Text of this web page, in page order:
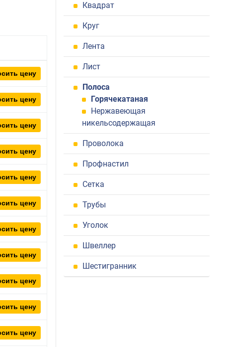
цену
цену
цену
цену
цену
цену
цену
цену
цену
цену
цену
Квадрат
Круг
Лента
Лист
Полоса
Горячекатаная
Нержавеющая
никельсодержащая
Проволока
Профнастил
Сетка
Трубы
Уголок
Швеллер
Шестигранник